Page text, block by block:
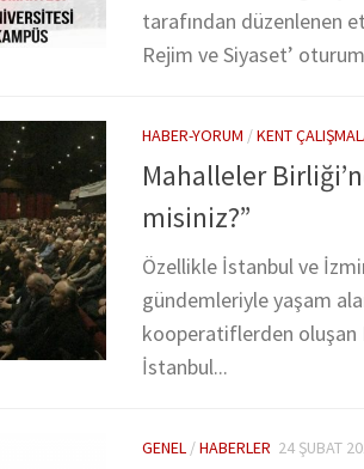
tarafından düzenlenen
Rejim ve Siyaset’
HABER-YORUM /KENT
Mahalleler
misiniz?”
Özellikle İstanbul ve
gündemleriyle yaşam
kooperatiflerden oluşan
İstanbul...
GENEL /HABERLER 24 ŞUBAT